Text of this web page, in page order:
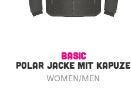
BASIC
POLAR JACKE MIT KAPUZE
WOMEN/MEN